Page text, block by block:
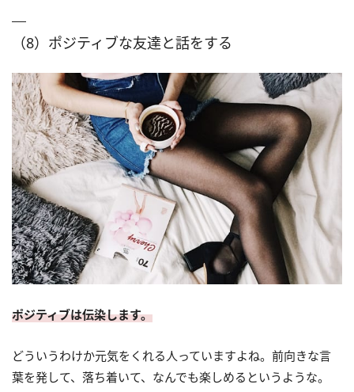
（8）ポジティブな友達と話をする
ポジティブは伝染します。
どういうわけか元気をくれる人っていますよね。前向きな言
葉を発して、落ち着いて、なんでも楽しめるというような。